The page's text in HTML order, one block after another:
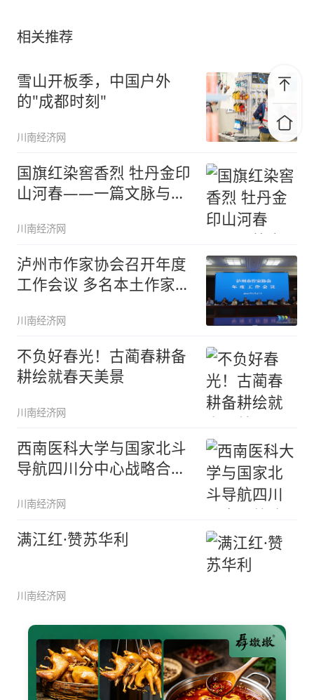
相关推荐
雪山开板季，中国户外
的"成都时刻"
川南经济网
国旗红染窖香烈 牡丹金印
山河春——一篇文脉与国
川南经济网
泸州市作家协会召开年度
工作会议 多名本土作家受
川南经济网
不负好春光！古蔺春耕备
耕绘就春天美景
川南经济网
西南医科大学与国家北斗
导航四川分中心战略合作
川南经济网
满江红·赞苏华利
川南经济网